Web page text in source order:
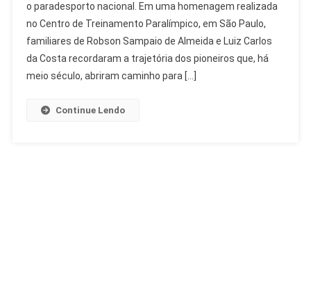
Medalha
Paralímpica
Do
Brasil
Celebrado
o paradesporto nacional. Em uma homenagem realizada
no Centro de Treinamento Paralímpico, em São Paulo,
familiares de Robson Sampaio de Almeida e Luiz Carlos
da Costa recordaram a trajetória dos pioneiros que, há
meio século, abriram caminho para […]
Continue Lendo